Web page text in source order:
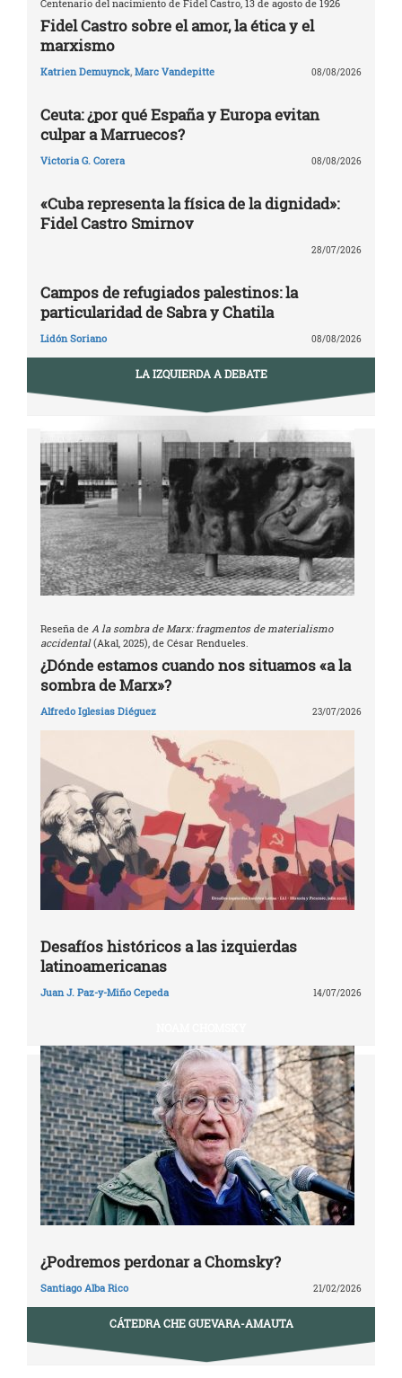
Centenario del nacimiento de Fidel Castro, 13 de agosto de 1926
Fidel Castro sobre el amor, la ética y el
marxismo
Katrien Demuynck, Marc Vandepitte 08/08/2026
Ceuta: ¿por qué España y Europa evitan
culpar a Marruecos?
Victoria G. Corera 08/08/2026
«Cuba representa la física de la dignidad»:
Fidel Castro Smirnov
28/07/2026
Campos de refugiados palestinos: la
particularidad de Sabra y Chatila
Lidón Soriano 08/08/2026
LA IZQUIERDA A DEBATE
Reseña de A la sombra de Marx: fragmentos de materialismo
accidental(Akal, 2025), de César Rendueles.
¿Dónde estamos cuando nos situamos «a la
sombra de Marx»?
Alfredo Iglesias Diéguez 23/07/2026
Desafíos históricos a las izquierdas
latinoamericanas
Juan J. Paz-y-Miño Cepeda 14/07/2026
¿Podremos perdonar a Chomsky?
Santiago Alba Rico 21/02/2026
CÁTEDRA CHE GUEVARA-AMAUTA